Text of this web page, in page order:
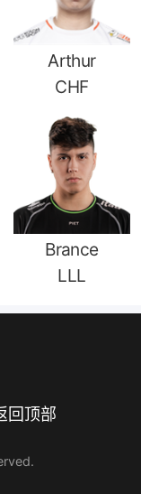
Arthur
CHF
Brance
LLL
回顶部